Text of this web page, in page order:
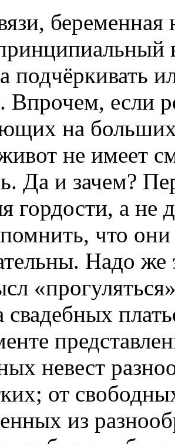
беременная
подчёркивать
Впрочем, если
на
не имеет
Да и зачем?
гордости, а не
что они
Надо же
свадебных
невест
от
из